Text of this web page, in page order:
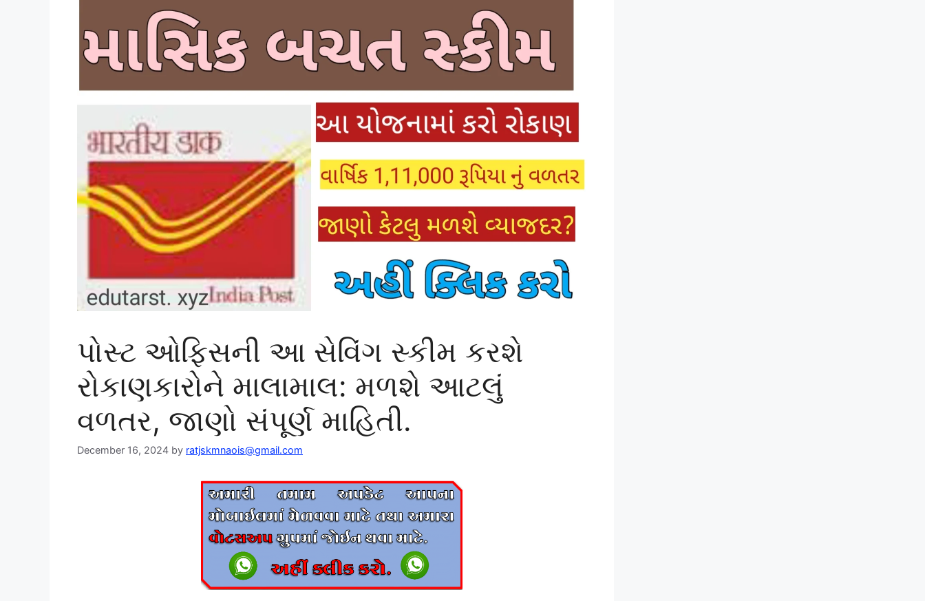
પોસ્ટ ઓફિસની આ સેવિંગ સ્કીમ કરશે
રોકાણકારોને માલામાલ: મળશે આટલું
વળતર, જાણો સંપૂર્ણ માહિતી.
December 16, 2024 by ratjskmnaois@gmail.com